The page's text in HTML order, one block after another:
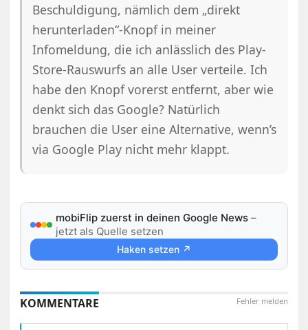
Beschuldigung, nämlich dem „direkt
herunterladen“-Knopf in meiner
Infomeldung, die ich anlässlich des Play-
Store-Rauswurfs an alle User verteile. Ich
habe den Knopf vorerst entfernt, aber wie
denkt sich das Google? Natürlich
brauchen die User eine Alternative, wenn’s
via Google Play nicht mehr klappt.
mobiFlip zuerst in deinen Google News –
jetzt als Quelle setzen
Haken setzen ↗
Fehler melden
KOMMENTARE